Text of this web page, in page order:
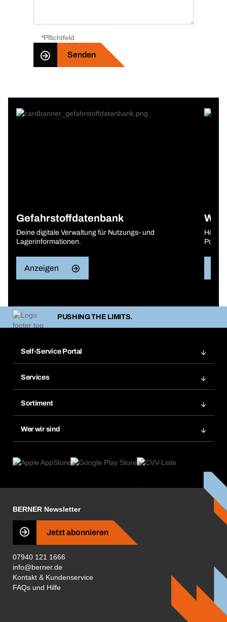
*Pflichtfeld
Senden
Gefahrstoffdatenbank
Deine digitale Verwaltung für Nutzungs- und
Lagerinformationen.
Anzeigen
PUSHING THE LIMITS.
Self-Service Portal
Merklisten
Nachbestellungen
Dauerauftrag
Services
Chemical Safety Management
eProcurement
Produktfinder
Sortiment
Wer wir sind
Was uns antreibt
Business Conduct
BERNER Newsletter
Jetzt abonnieren
07940 121 1666
info@berner.de
Kontakt & Kundenservice
FAQs und Hilfe